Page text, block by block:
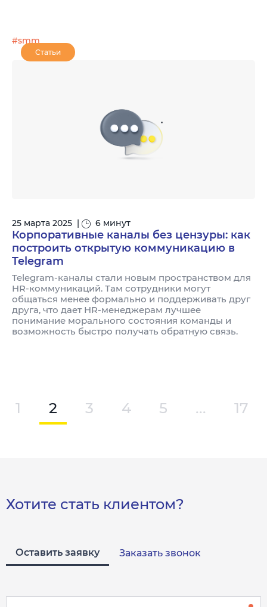
#smm
Статьи
25 марта 2025 | 6 минут
Корпоративные каналы без цензуры: как
построить открытую коммуникацию в
Telegram
Telegram-каналы стали новым пространством для
HR-коммуникаций. Там сотрудники могут
общаться менее формально и поддерживать друг
друга, что дает HR-менеджерам лучшее
понимание морального состояния команды и
возможность быстро получать обратную связь.
1 2 3 4 5 ... 17
Хотите стать клиентом?
Оставить заявку Заказать звонок